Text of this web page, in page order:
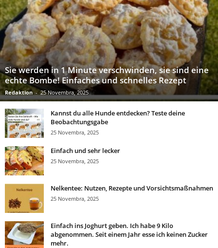
Sie werden in 1 Minute verschwinden, sie sind eine
echte Bombe! Einfaches und schnelles Rezept
Redaktion - 25 Novembra, 2025
Kannst du alle Hunde entdecken? Teste deine
Beobachtungsgabe
25 Novembra, 2025
Einfach und sehr lecker
25 Novembra, 2025
Nelkentee: Nutzen, Rezepte und Vorsichtsmaßnahmen
25 Novembra, 2025
Einfach ins Joghurt geben. Ich habe 9 Kilo
abgenommen. Seit einem Jahr esse ich keinen Zucker
mehr.